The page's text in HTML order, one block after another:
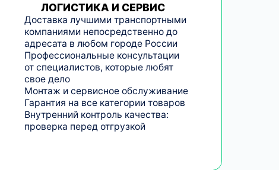
ЛОГИСТИКА И СЕРВИС
Доставка лучшими транспортными
компаниями непосредственно до
адресата в любом городе России
Профессиональные консультации
от специалистов, которые любят
свое дело
Монтаж и сервисное обслуживание
Гарантия на все категории товаров
Внутренний контроль качества:
проверка перед отгрузкой